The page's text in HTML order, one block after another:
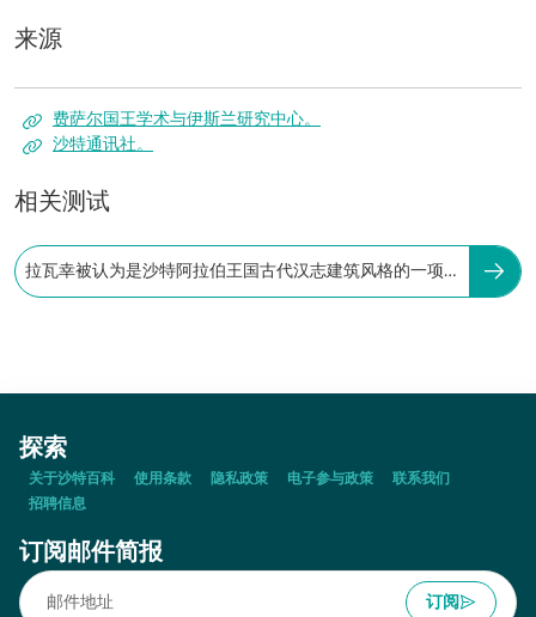
来源
费萨尔国王学术与伊斯兰研究中心。
沙特通讯社。
相关测试
拉瓦幸被认为是沙特阿拉伯王国古代汉志建筑风格的一项
探索
关于沙特百科 使用条款 隐私政策 电子参与政策
联系我们
招聘信息
订阅邮件简报
订阅